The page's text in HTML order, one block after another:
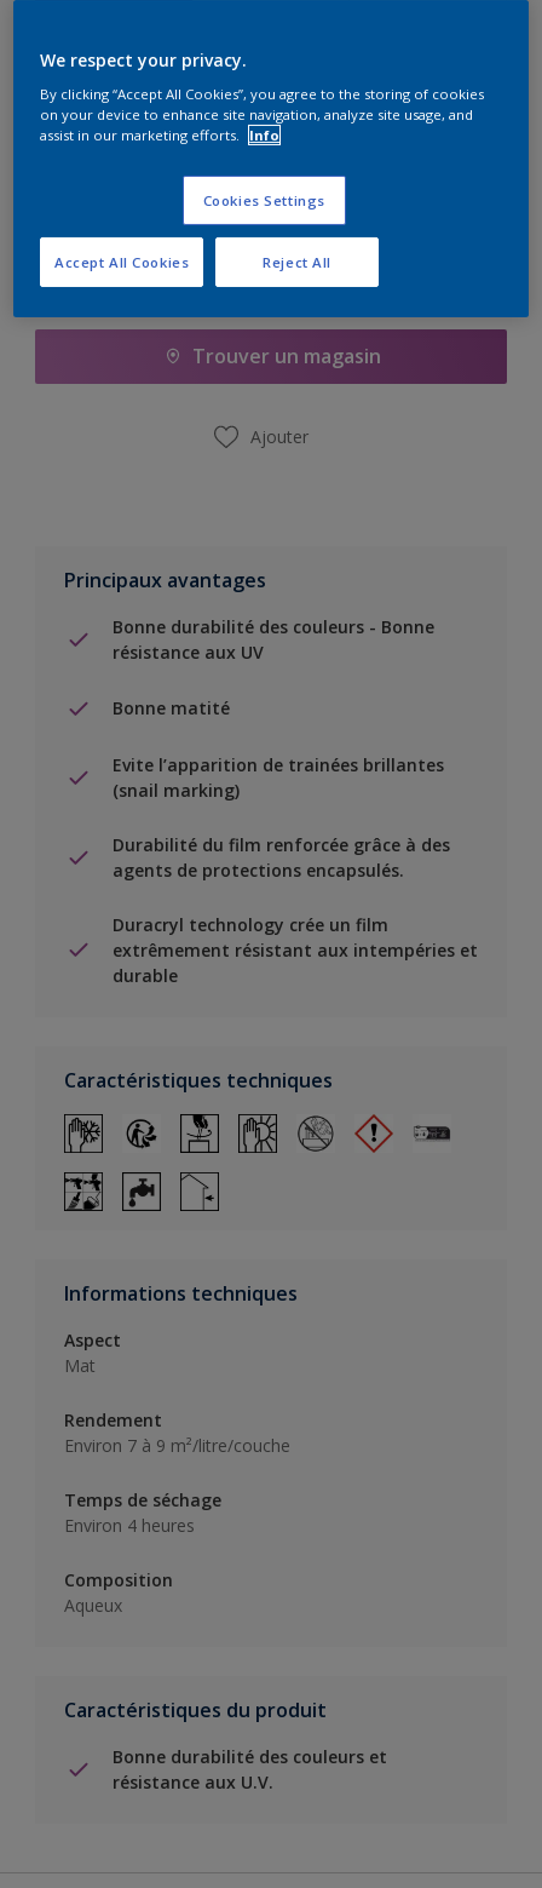
Quantité Calculateur de peinture
Ajouter à la liste d’achats
Trouver un magasin
Ajouter
Principaux avantages
Bonne durabilité des couleurs - Bonne
résistance aux UV
Bonne matité
Evite l’apparition de trainées brillantes
(snail marking)
Durabilité du film renforcée grâce à des
agents de protections encapsulés.
Duracryl technology crée un film
extrêmement résistant aux intempéries et
durable
Caractéristiques techniques
Informations techniques
Aspect
Mat
Rendement
Environ 7 à 9 m²/litre/couche
Temps de séchage
Environ 4 heures
Composition
Aqueux
Caractéristiques du produit
Bonne durabilité des couleurs et
résistance aux U.V.
We respect your privacy.
By clicking “Accept All Cookies”, you agree to the storing of cookies
on your device to enhance site navigation, analyze site usage, and
assist in our marketing efforts.
Info
Cookies Settings
Reject All
Accept All Cookies